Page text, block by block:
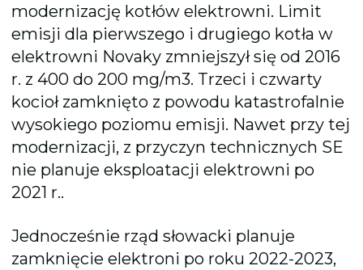
modernizację kotłów elektrowni. Limit
emisji dla pierwszego i drugiego kotła w
elektrowni Novaky zmniejszył się od 2016
r. z 400 do 200 mg/m3. Trzeci i czwarty
kocioł zamknięto z powodu katastrofalnie
wysokiego poziomu emisji. Nawet przy tej
modernizacji, z przyczyn technicznych SE
nie planuje eksploatacji elektrowni po
2021 r..
Jednocześnie rząd słowacki planuje
zamknięcie elektroni po roku 2022-2023,